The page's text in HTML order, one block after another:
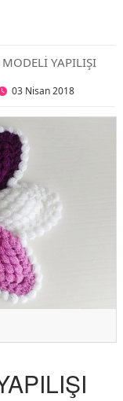
YAPILIŞI
03 Nisan 2018